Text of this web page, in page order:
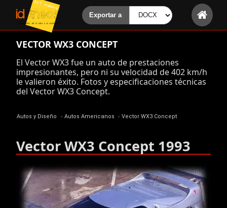
VECTOR WX3 CONCEPT
El Vector WX3 fue un auto de prestaciones
impresionantes, pero ni su velocidad de 402 km/h
le valieron éxito. Fotos y especificaciones técnicas
del Vector WX3 Concept.
Autos y Diseño » Autos Americanos » Vector WX3 Concept
Vector WX3 Concept 1993